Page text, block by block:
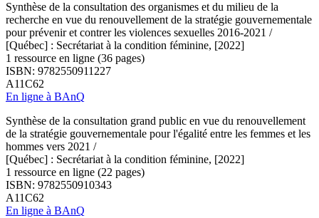
Synthèse de la consultation des organismes et du milieu de la
recherche en vue du renouvellement de la stratégie gouvernementale
pour prévenir et contrer les violences sexuelles 2016-2021 /
[Québec] : Secrétariat à la condition féminine, [2022]
1 ressource en ligne (36 pages)
ISBN: 9782550911227
A11C62
En ligne à BAnQ
Synthèse de la consultation grand public en vue du renouvellement
de la stratégie gouvernementale pour l'égalité entre les femmes et les
hommes vers 2021 /
[Québec] : Secrétariat à la condition féminine, [2022]
1 ressource en ligne (22 pages)
ISBN: 9782550910343
A11C62
En ligne à BAnQ